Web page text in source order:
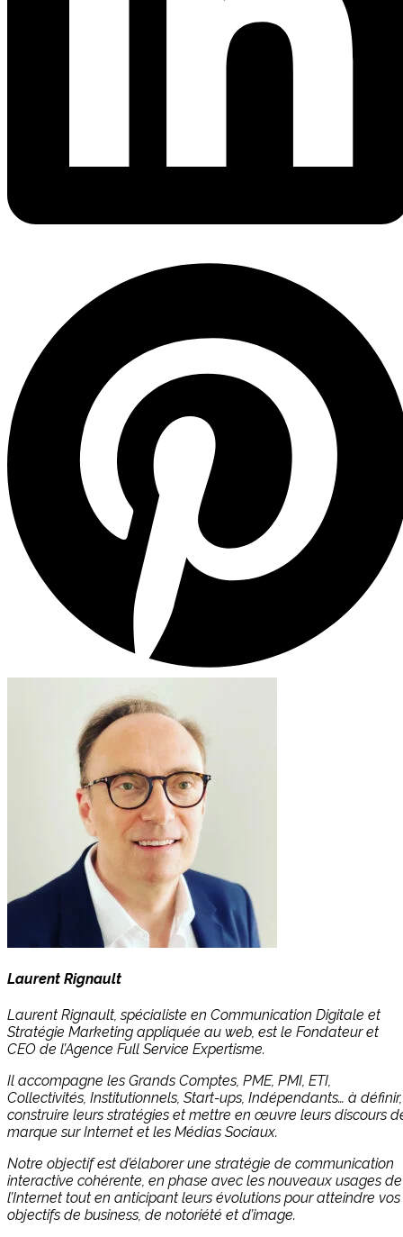
Laurent Rignault
Laurent Rignault, spécialiste en Communication Digitale et
Stratégie Marketing appliquée au web, est le Fondateur et
CEO de l’Agence Full Service Expertisme.
Il accompagne les Grands Comptes, PME, PMI, ETI,
Collectivités, Institutionnels, Start-ups, Indépendants… à définir,
construire leurs stratégies et mettre en œuvre leurs discours
marque sur Internet et les Médias Sociaux.
Notre objectif est d’élaborer une stratégie de communication
interactive cohérente, en phase avec les nouveaux usages de
l’Internet tout en anticipant leurs évolutions pour atteindre vos
objectifs de business, de notoriété et d’image.